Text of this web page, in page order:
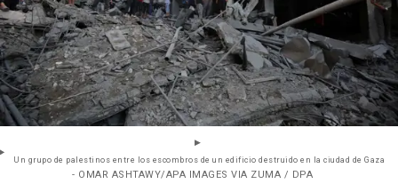
Un grupo de palestinos entre los escombros de un edificio destruido en la ciudad de Gaza
- OMAR ASHTAWY/APA IMAGES VIA ZUMA / DPA